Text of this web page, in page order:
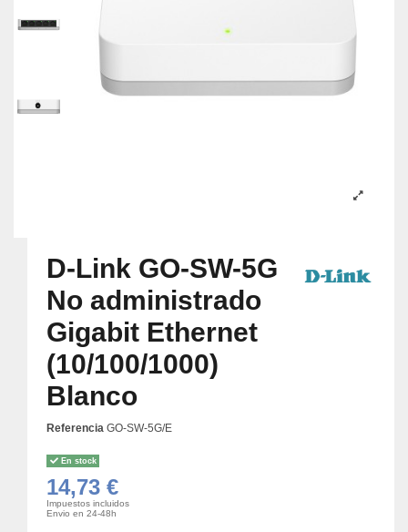
D-Link GO-SW-5G
No administrado
Gigabit Ethernet
(10/100/1000)
Blanco
Referencia GO-SW-5G/E
En stock
14,73 €
Impuestos incluidos
Envio en 24-48h